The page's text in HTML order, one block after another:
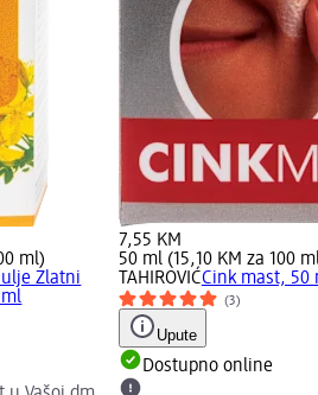
ml)
Zlatni
7,55 KM
50 ml (15,10 KM za 100
TAHIROVIĆCink mast, 50
(3)
Upute
Dostupno online